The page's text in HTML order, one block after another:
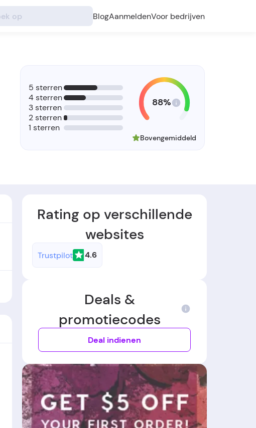
BlogAanmeldenVoor bedrijven
5 sterren
4 sterren
3 sterren
2 sterren
1 sterren
88%
Bovengemiddeld
Rating op verschillende
websites
Trustpilot 4.6
Deals &
promotiecodes
Deal indienen